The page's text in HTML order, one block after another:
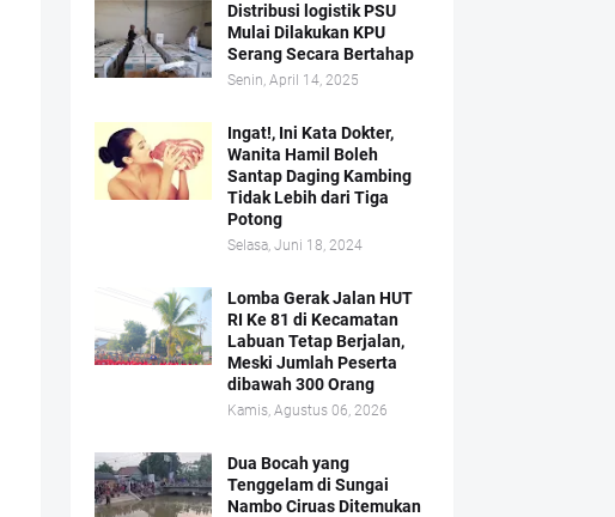
Distribusi logistik PSU
Mulai Dilakukan KPU
Serang Secara Bertahap
Senin, April 14, 2025
Ingat!, Ini Kata Dokter,
Wanita Hamil Boleh
Santap Daging Kambing
Tidak Lebih dari Tiga
Potong
Selasa, Juni 18, 2024
Lomba Gerak Jalan HUT
RI Ke 81 di Kecamatan
Labuan Tetap Berjalan,
Meski Jumlah Peserta
dibawah 300 Orang
Kamis, Agustus 06, 2026
Dua Bocah yang
Tenggelam di Sungai
Nambo Ciruas Ditemukan